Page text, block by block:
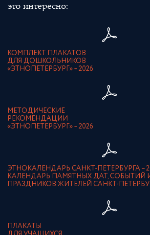
это интересно:
КОМПЛЕКТ ПЛАКАТОВ
ДЛЯ ДОШКОЛЬНИКОВ
«ЭТНОПЕТЕРБУРГ» – 2026
МЕТОДИЧЕСКИЕ
РЕКОМЕНДАЦИИ
«ЭТНОПЕТЕРБУРГ» – 2026
ЭТНОКАЛЕНДАРЬ САНКТ-ПЕТЕРБУРГА –
КАЛЕНДАРЬ ПАМЯТНЫХ ДАТ, СОБЫТИЙ
ПРАЗДНИКОВ ЖИТЕЛЕЙ САНКТ-
ПЛАКАТЫ